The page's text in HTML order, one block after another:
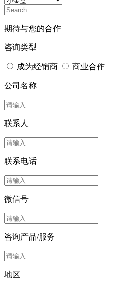
期待与您的合作
咨询类型
成为经销商 商业合作
公司名称
联系人
联系电话
微信号
咨询产品/服务
地区